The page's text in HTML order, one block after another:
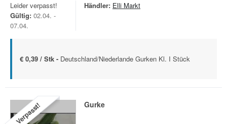
Leider verpasst!
Gültig: 02.04. -
07.04.
Händler: Elli Markt
€ 0,39 / Stk - Deutschland/Niederlande Gurken Kl. I Stück
Verpasst! Gurke